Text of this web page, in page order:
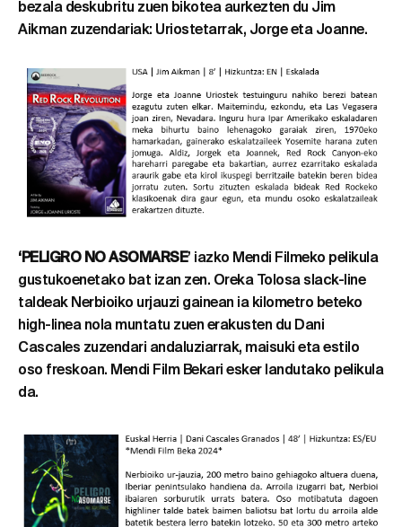
bezala deskubritu zuen bikotea aurkezten du Jim
Aikman zuzendariak: Uriostetarrak, Jorge eta Joanne.
‘PELIGRO NO ASOMARSE’ iazko Mendi Filmeko pelikula
gustukoenetako bat izan zen. Oreka Tolosa slack-line
taldeak Nerbioiko urjauzi gainean ia kilometro beteko
high-linea nola muntatu zuen erakusten du Dani
Cascales zuzendari andaluziarrak, maisuki eta estilo
oso freskoan. Mendi Film Bekari esker landutako pelikula
da.